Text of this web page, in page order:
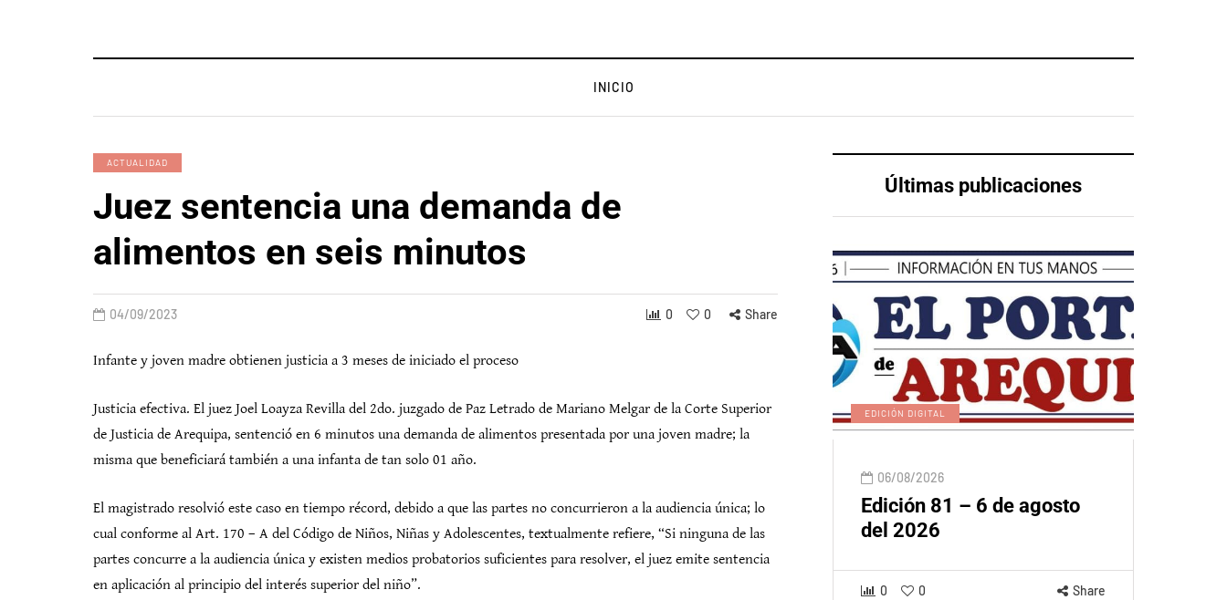
INICIO
ACTUALIDAD
Juez sentencia una demanda de
alimentos en seis minutos
04/09/2023 0 0 Share
Infante y joven madre obtienen justicia a 3 meses de iniciado el proceso
Justicia efectiva. El juez Joel Loayza Revilla del 2do. juzgado de Paz Letrado de Mariano Melgar de la Corte Superior
de Justicia de Arequipa, sentenció en 6 minutos una demanda de alimentos presentada por una joven madre; la
misma que beneficiará también a una infanta de tan solo 01 año.
El magistrado resolvió este caso en tiempo récord, debido a que las partes no concurrieron a la audiencia única; lo
cual conforme al Art. 170 – A del Código de Niños, Niñas y Adolescentes, textualmente refiere, “Si ninguna de las
partes concurre a la audiencia única y existen medios probatorios suficientes para resolver, el juez emite sentencia
en aplicación al principio del interés superior del niño”.
Últimas publicaciones
EDICIÓN DIGITAL
06/08/2026
Edición 81 – 6 de agosto
del 2026
0 0 Share